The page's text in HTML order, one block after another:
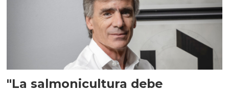
"La salmonicultura debe